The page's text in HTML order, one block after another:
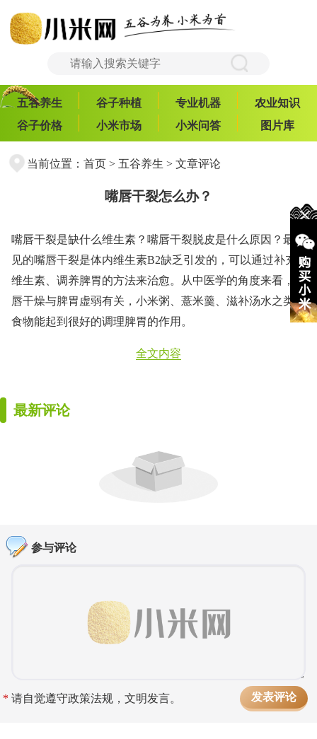
五谷养生 谷子种植 专业机器
农业知识
谷子价格
小米市场 小米问答 图片库
当前位置： 首页> 五谷养生 > 文章评论
嘴唇干裂怎么办？
嘴唇干裂是缺什么维生素？嘴唇干裂脱皮是什么原因？最常
见的嘴唇干裂是体内维生素B2缺乏引发的，可以通过补充
维生素、调养脾胃的方法来治愈。从中医学的角度来看，嘴
唇干燥与脾胃虚弱有关，小米粥、薏米羹、滋补汤水之类的
食物能起到很好的调理脾胃的作用。
全文内容
最新评论
参与评论
* 请自觉遵守政策法规，文明发言。